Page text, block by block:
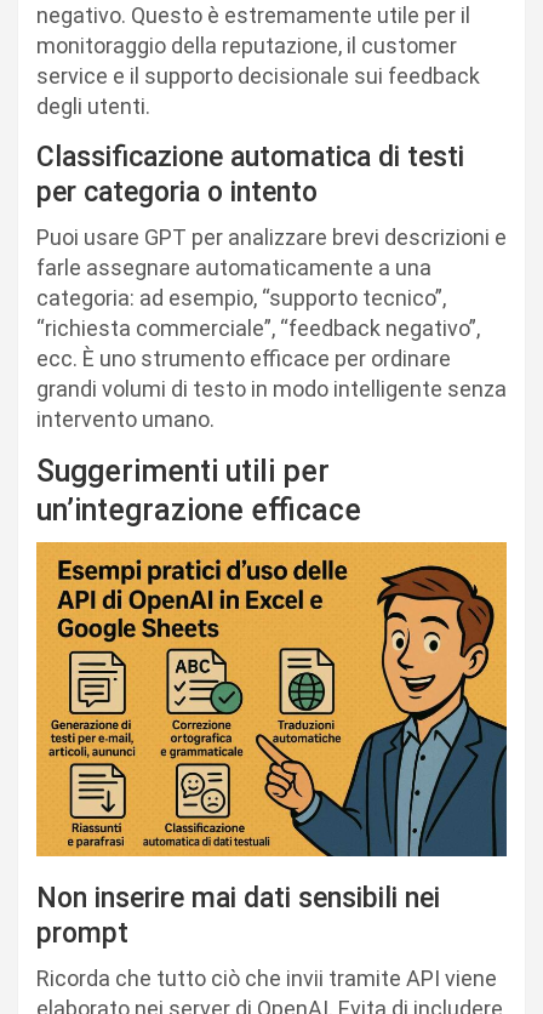
negativo. Questo è estremamente utile per il
monitoraggio della reputazione, il customer
service e il supporto decisionale sui feedback
degli utenti.
Classificazione automatica di testi
per categoria o intento
Puoi usare GPT per analizzare brevi descrizioni e
farle assegnare automaticamente a una
categoria: ad esempio, “supporto tecnico”,
“richiesta commerciale”, “feedback negativo”,
ecc. È uno strumento efficace per ordinare
grandi volumi di testo in modo intelligente senza
intervento umano.
Suggerimenti utili per
un’integrazione efficace
Non inserire mai dati sensibili nei
prompt
Ricorda che tutto ciò che invii tramite API viene
elaborato nei server di OpenAI. Evita di includere